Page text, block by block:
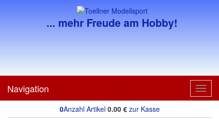
... mehr Freude am Hobby!
Navigation
0Anzahl Artikel 0.00€ zur Kasse